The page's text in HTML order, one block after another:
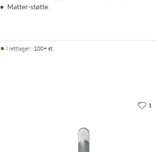
Matter-støtte
Nettlager: 100+ st
1